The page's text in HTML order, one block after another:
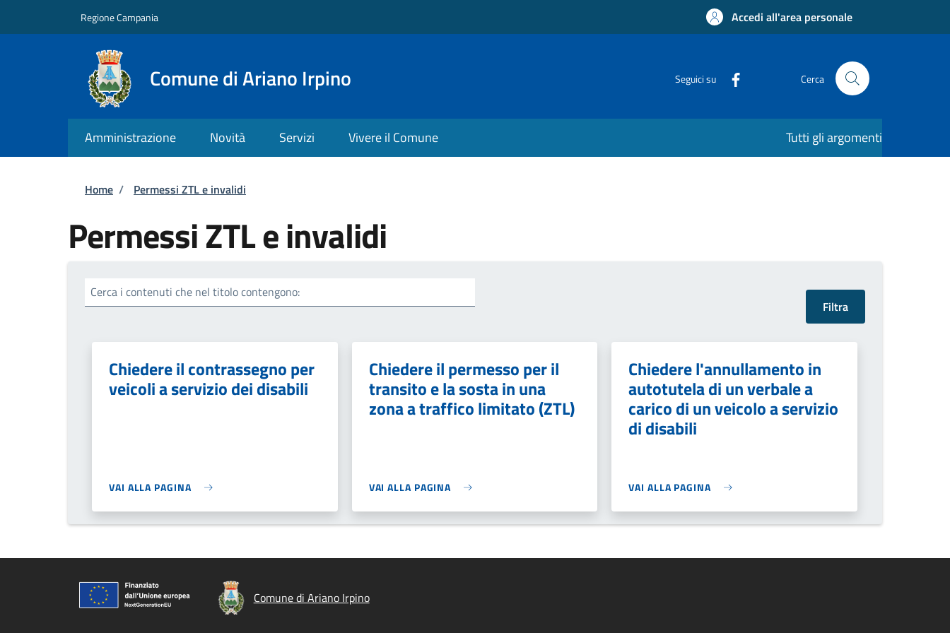
Regione Campania Accedi all'area personale
Comune di Ariano Irpino Seguici su Cerca
Amministrazione Novità Servizi Vivere il Comune Tutti gli argomenti
Briciole di pane
Home / Permessi ZTL e invalidi
Permessi ZTL e invalidi
Cerca i contenuti che nel titolo contengono:
Chiedere il contrassegno per
veicoli a servizio dei disabili
VAI ALLA PAGINA
Chiedere il permesso per il
transito e la sosta in una
zona a traffico limitato (ZTL)
VAI ALLA PAGINA
Chiedere l'annullamento in
autotutela di un verbale a
carico di un veicolo a servizio
di disabili
VAI ALLA PAGINA
Comune di Ariano Irpino